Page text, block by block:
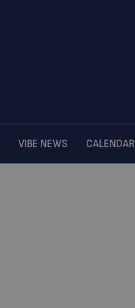
VIBE NEWS CALENDAR